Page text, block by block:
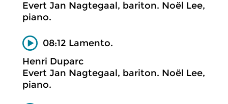
Evert Jan Nagtegaal, bariton. Noël Lee,
piano.
08:12 Lamento.
Henri Duparc
Evert Jan Nagtegaal, bariton. Noël Lee,
piano.